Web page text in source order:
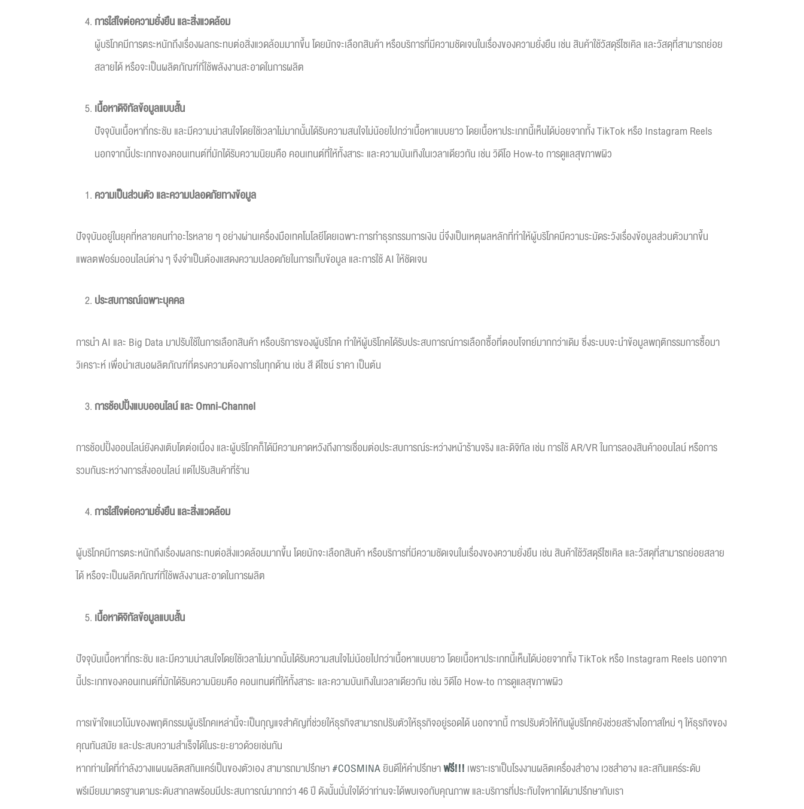
การใส่ใจต่อความยั่งยืน และสิ่งแวดล้อม
ผู้บริโภคมีการตระหนักถึงเรื่องผลกระทบต่อสิ่งแวดล้อมมากขึ้น โดยมักจะเลือกสินค้า หรือบริการที่มีความชัดเจนในเรื่องของความยั่งยืน เช่น สินค้าใช้วัสดุรีไซเคิล และวัสดุที่สามารถย่อย
สลายได้ หรือจะเป็นผลิตภัณฑ์ที่ใช้พลังงานสะอาดในการผลิต
เนื้อหาดิจิทัลข้อมูลแบบสั้น
ปัจจุบันเนื้อหาที่กระชับ และมีความน่าสนใจโดยใช้เวลาไม่มากนั้นได้รับความสนใจไม่น้อยไปกว่าเนื้อหาแบบยาว โดยเนื้อหาประเภทนี้เห็นได้บ่อยจากทั้ง TikTok หรือ Instagram Reels
นอกจากนี้ประเภทของคอนเทนต์ที่มักได้รับความนิยมคือ คอนเทนต์ที่ให้ทั้งสาระ และความบันเทิงในเวลาเดียวกัน เช่น วิดีโอ How-to การดูแลสุขภาพผิว
ความเป็นส่วนตัว และความปลอดภัยทางข้อมูล
ปัจจุบันอยู่ในยุคที่หลายคนทำอะไรหลาย ๆ อย่างผ่านเครื่องมือเทคโนโลยีโดยเฉพาะการทำธุรกรรมการเงิน นี่จึงเป็นเหตุผลหลักที่ทำให้ผู้บริโภคมีความระมัดระวังเรื่องข้อมูลส่วนตัวมากขึ้น
แพลตฟอร์มออนไลน์ต่าง ๆ จึงจำเป็นต้องแสดงความปลอดภัยในการเก็บข้อมูล และการใช้ AI ให้ชัดเจน
ประสบการณ์เฉพาะบุคคล
การนำ AI และ Big Data มาปรับใช้ในการเลือกสินค้า หรือบริการของผู้บริโภค ทำให้ผู้บริโภคได้รับประสบการณ์การเลือกซื้อที่ตอบโจทย์มากกว่าเดิม ซึ่งระบบจะนำข้อมูลพฤติกรรมการซื้อมา
วิเคราะห์ เพื่อนำเสนอผลิตภัณฑ์ที่ตรงความต้องการในทุกด้าน เช่น สี ดีไซน์ ราคา เป็นต้น
การช้อปปิ้งแบบออนไลน์ และOmni-Channel
การช้อปปิ้งออนไลน์ยังคงเติบโตต่อเนื่อง และผู้บริโภคก็ได้มีความคาดหวังถึงการเชื่อมต่อประสบการณ์ระหว่างหน้าร้านจริง และดิจิทัล เช่น การใช้ AR/VR ในการลองสินค้าออนไลน์ หรือการ
รวมกันระหว่างการสั่งออนไลน์ แต่ไปรับสินค้าที่ร้าน
การใส่ใจต่อความยั่งยืน และสิ่งแวดล้อม
ผู้บริโภคมีการตระหนักถึงเรื่องผลกระทบต่อสิ่งแวดล้อมมากขึ้น โดยมักจะเลือกสินค้า หรือบริการที่มีความชัดเจนในเรื่องของความยั่งยืน เช่น สินค้าใช้วัสดุรีไซเคิล และวัสดุที่สามารถย่อยสลาย
ได้ หรือจะเป็นผลิตภัณฑ์ที่ใช้พลังงานสะอาดในการผลิต
เนื้อหาดิจิทัลข้อมูลแบบสั้น
ปัจจุบันเนื้อหาที่กระชับ และมีความน่าสนใจโดยใช้เวลาไม่มากนั้นได้รับความสนใจไม่น้อยไปกว่าเนื้อหาแบบยาว โดยเนื้อหาประเภทนี้เห็นได้บ่อยจากทั้ง TikTok หรือ Instagram Reels นอกจาก
นี้ประเภทของคอนเทนต์ที่มักได้รับความนิยมคือ คอนเทนต์ที่ให้ทั้งสาระ และความบันเทิงในเวลาเดียวกัน เช่น วิดีโอ How-to การดูแลสุขภาพผิว
การเข้าใจแนวโน้มของพฤติกรรมผู้บริโภคเหล่านี้จะเป็นกุญแจสำคัญที่ช่วยให้ธุรกิจสามารถปรับตัวให้ธุรกิจอยู่รอดได้ นอกจากนี้ การปรับตัวให้ทันผู้บริโภคยังช่วยสร้างโอกาสใหม่ ๆ ให้ธุรกิจของ
คุณทันสมัย และประสบความสำเร็จได้ในระยะยาวด้วยเช่นกัน
หากท่านใดที่กำลังวางแผนผลิตสกินแคร์เป็นของตัวเอง สามารถมาปรึกษา#COSMINAยินดีให้คำปรึกษาฟรี!!! เพราะเราเป็นโรงงานผลิตเครื่องสำอาง เวชสำอาง และสกินแคร์ระดับ
พรีเมียมมาตรฐานตามระดับสากลพร้อมมีประสบการณ์มากกว่า 46 ปี ดังนั้นมั่นใจได้ว่าท่านจะได้พบเจอกับคุณภาพ และบริการที่ประทับใจหากได้มาปรึกษากับเรา